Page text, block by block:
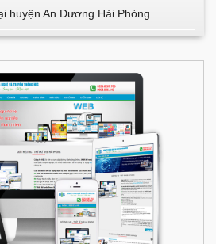
huyện An Dương Hải Phòng